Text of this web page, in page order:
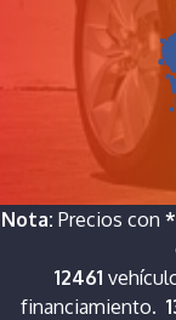
Nota: Precios con *
12461
financiamiento.